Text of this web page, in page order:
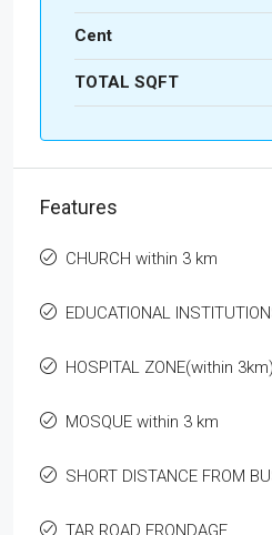
Cent
TOTAL SQFT
Features
CHURCH within 3 km
EDUCATIONAL
HOSPITAL ZONE(within 3km)
MOSQUE within 3 km
SHORT DISTANCE FROM
TAR ROAD FRONDAGE